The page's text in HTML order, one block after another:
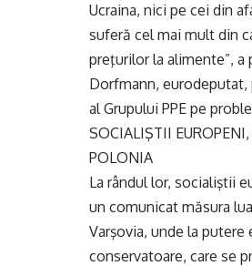
Ucraina, nici pe cei din
suferă cel mai mult din
preţurilor la alimente”,
Dorfmann,
al Grupului PPE pe
SOCIALIŞTII EUROPENI,
POLONIA
La rândul lor, socialiştii
un comunicat măsura
Varşovia, unde la putere
conservatoare, care se